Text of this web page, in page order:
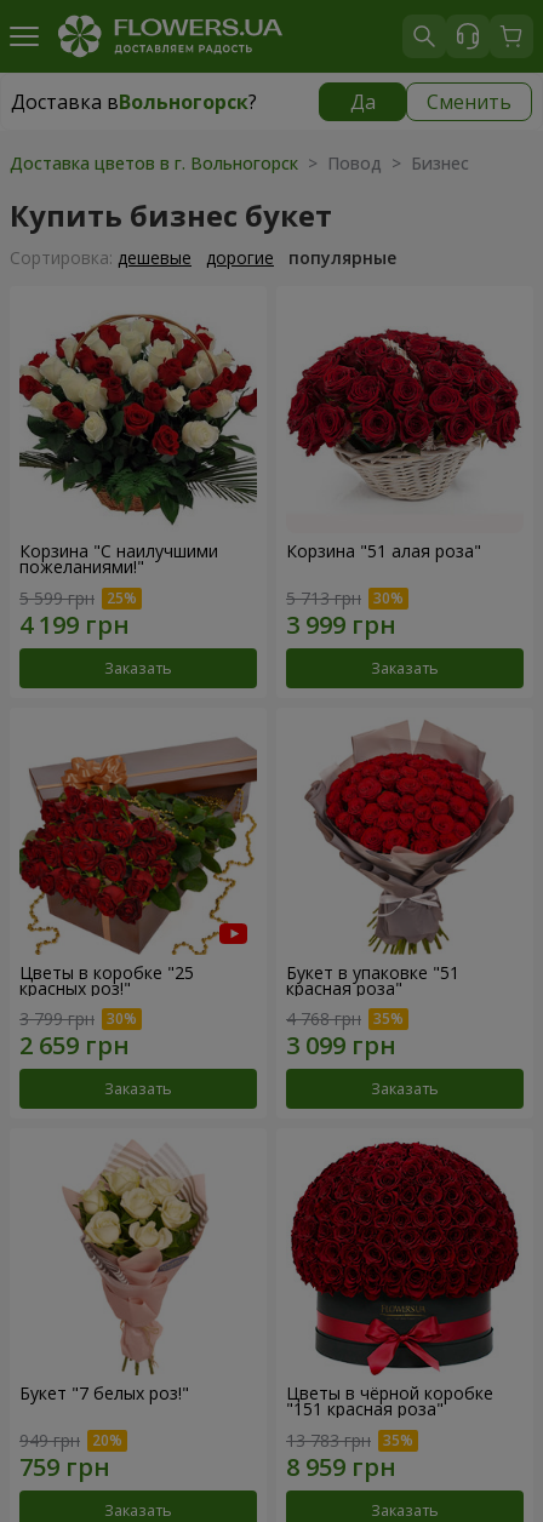
Доставка вВольногорск? Да Сменить
Доставка вВольногорск|
Доставка цветов в г. Вольногорск > Повод > Бизнес
Купить бизнес букет
Cортировка: дешевые дорогие популярные
Корзина "С наилучшими
пожеланиями!"
5 599 грн
Заказать
Корзина "51 алая роза"
5 713 грн
Заказать
Цветы в коробке "25
красных роз!"
3 799 грн
Заказать
Букет в упаковке "51
красная роза"
4 768 грн
Заказать
Букет "7 белых роз!"
949 грн
Заказать
Цветы в чёрной коробке
"151 красная роза"
13 783 грн
Заказать